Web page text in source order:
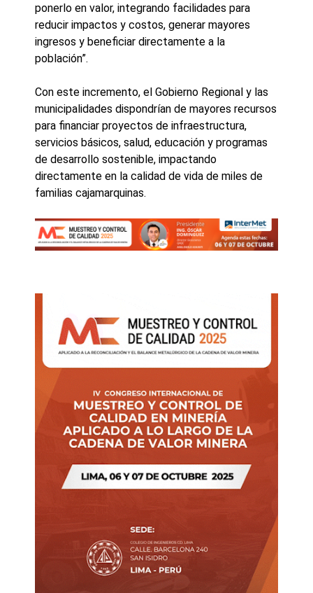
ponerlo en valor, integrando facilidades para
reducir impactos y costos, generar mayores
ingresos y beneficiar directamente a la
población”.
Con este incremento, el Gobierno Regional y las
municipalidades dispondrían de mayores recursos
para financiar proyectos de infraestructura,
servicios básicos, salud, educación y programas
de desarrollo sostenible, impactando
directamente en la calidad de vida de miles de
familias cajamarquinas.